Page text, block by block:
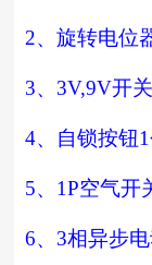
2、旋转电位
3、 3V,9V开
4、自锁按钮1
5、 1P空气开
6、 3相异步